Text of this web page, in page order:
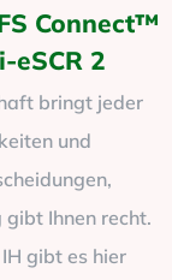
Connect™
eSCR 2
bringt jeder
und
gibt Ihnen recht.
gibt es hier